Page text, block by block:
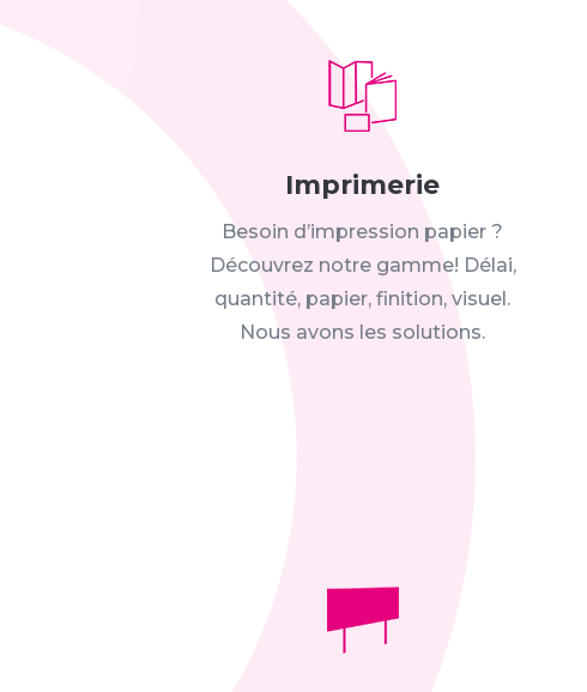
Imprimerie
Besoin d’impression papier ?
Découvrez notre gamme! Délai,
quantité, papier, finition, visuel.
Nous avons les solutions.